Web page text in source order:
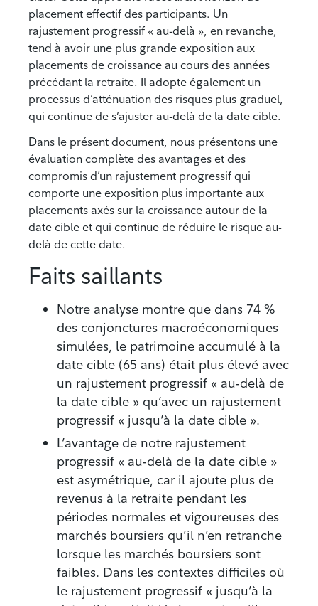
placement effectif des participants. Un
rajustement progressif « au-delà », en revanche,
tend à avoir une plus grande exposition aux
placements de croissance au cours des années
précédant la retraite. Il adopte également un
processus d’atténuation des risques plus graduel,
qui continue de s’ajuster au-delà de la date cible.
Dans le présent document, nous présentons une
évaluation complète des avantages et des
compromis d’un rajustement progressif qui
comporte une exposition plus importante aux
placements axés sur la croissance autour de la
date cible et qui continue de réduire le risque au-
delà de cette date.
Faits saillants
Notre analyse montre que dans 74 %
des conjonctures macroéconomiques
simulées, le patrimoine accumulé à la
date cible (65 ans) était plus élevé avec
un rajustement progressif « au-delà de
la date cible » qu’avec un rajustement
progressif « jusqu’à la date cible ».
L’avantage de notre rajustement
progressif « au-delà de la date cible »
est asymétrique, car il ajoute plus de
revenus à la retraite pendant les
périodes normales et vigoureuses des
marchés boursiers qu’il n’en retranche
lorsque les marchés boursiers sont
faibles. Dans les contextes difficiles où
le rajustement progressif « jusqu’à la